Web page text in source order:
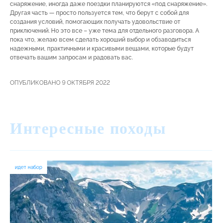
снаряжение, иногда даже поездки планируются «под снаряжение».
Другая часть — просто пользуется тем, что берут с собой для
создания условий, помогающих получать удовольствие от
приключений. Но это все – уже тема для отдельного разговора. А
пока что, желаю всем сделать хороший выбор и обзаводиться
надежными, практичными и красивыми вещами, которые будут
отвечать вашим запросам и радовать вас.
ОПУБЛИКОВАНО 9 ОКТЯБРЯ 2022
Интересные походы
идет набор